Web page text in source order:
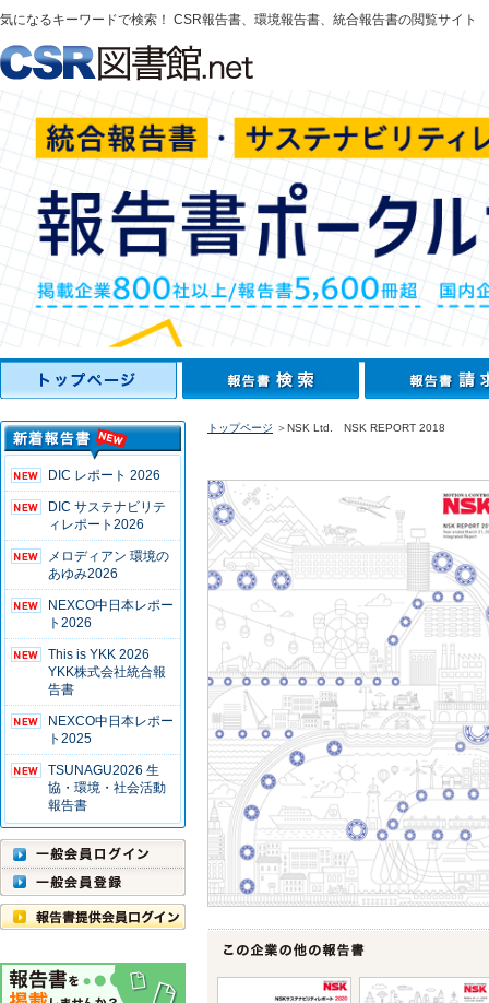
気になるキーワードで検索！ CSR報告書、環境報告書、統合報告書の閲覧サイト
DIC レポート 2026
DIC サステナビリテ
ィレポート2026
メロディアン 環境の
あゆみ2026
NEXCO中日本レポー
ト2026
This is YKK 2026
YKK株式会社統合報
告書
NEXCO中日本レポー
ト2025
TSUNAGU2026 生
協・環境・社会活動
報告書
トップページ ＞NSK Ltd. NSK REPORT 2018